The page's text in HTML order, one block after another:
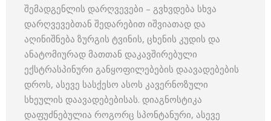
შემადგენლის დარღვევები – გვხვდება სხვა
დარღვევებთან შედარებით იშვიათად და
აღინიშნება ზურგის ტვინის, ცხენის კუდის და
ანატომიურად მათთან დაკავშირებული
ექსტრასპინური განყოფილებების დაავადებების
დროს, ასევე სასქესო ასოს კავერნოზული
სხეულის დაავადებებისას. დიაგნოსტიკა
დაფუძნებულია როგორც სპონტანური, ასევე